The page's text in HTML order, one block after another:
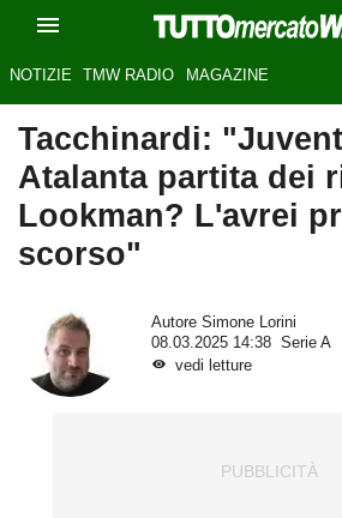
NOTIZIE TMW RADIO MAGAZINE
Tacchinardi:
Atalanta partita dei
Lookman? L'avrei
scorso"
Autore Simone Lorini
08.03.2025 14:38
Serie A
vedi letture